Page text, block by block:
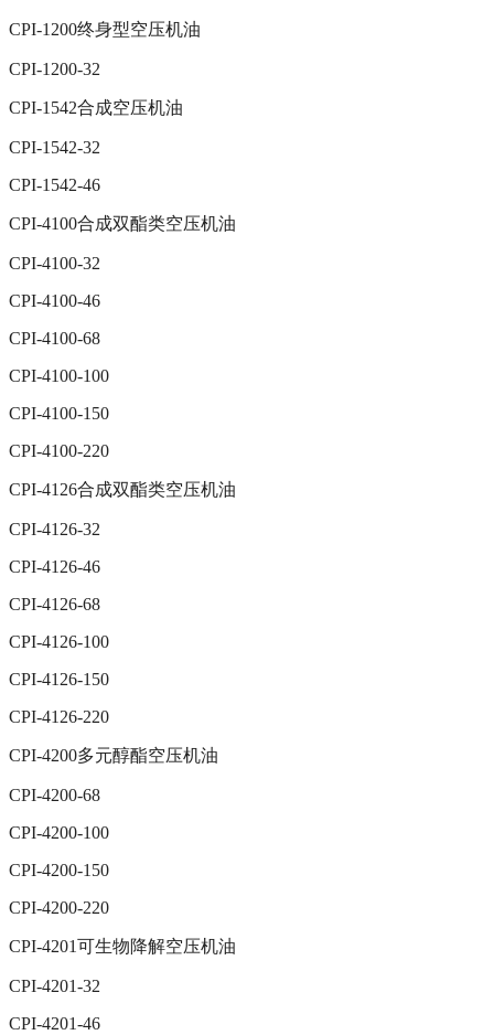
CPI-1200终身型空压机油
CPI-1200-32
CPI-1542合成空压机油
CPI-1542-32
CPI-1542-46
CPI-4100合成双酯类空压机油
CPI-4100-32
CPI-4100-46
CPI-4100-68
CPI-4100-100
CPI-4100-150
CPI-4100-220
CPI-4126合成双酯类空压机油
CPI-4126-32
CPI-4126-46
CPI-4126-68
CPI-4126-100
CPI-4126-150
CPI-4126-220
CPI-4200多元醇酯空压机油
CPI-4200-68
CPI-4200-100
CPI-4200-150
CPI-4200-220
CPI-4201可生物降解空压机油
CPI-4201-32
CPI-4201-46